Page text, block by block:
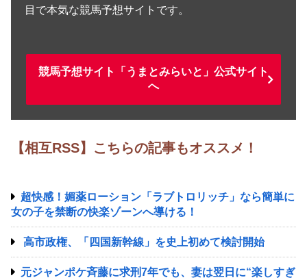
目で本気な競馬予想サイトです。
競馬予想サイト「うまとみらいと」公式サイト
へ
【相互RSS】こちらの記事もオススメ！
超快感！媚薬ローション「ラブトロリッチ」なら簡単に
女の子を禁断の快楽ゾーンへ導ける！
高市政権、「四国新幹線」を史上初めて検討開始
元ジャンポケ斉藤に求刑7年でも、妻は翌日に“楽しすぎ